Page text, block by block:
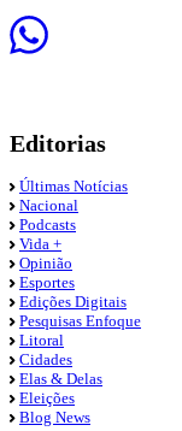
Editorias
Últimas Notícias
Nacional
Podcasts
Vida +
Opinião
Esportes
Edições Digitais
Pesquisas Enfoque
Litoral
Cidades
Elas & Delas
Eleições
Blog News